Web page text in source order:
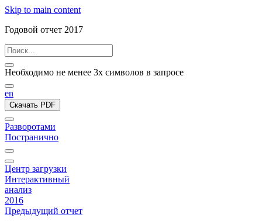
Skip to main content
Годовой отчет 2017
Необходимо не менее 3х символов в запросе
en
Скачать PDF
Разворотами
Постранично
Центр загрузки
Интерактивный
анализ
2016
Предыдущий отчет